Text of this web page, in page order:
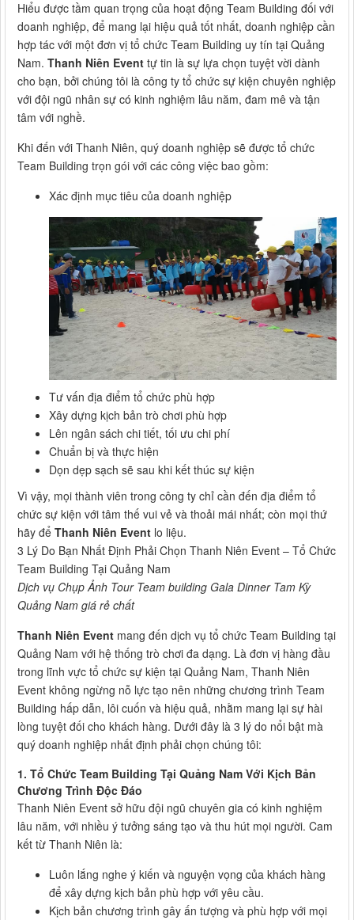
Hiểu được tầm quan trọng của hoạt động Team Building đối với
doanh nghiệp, để mang lại hiệu quả tốt nhất, doanh nghiệp cần
hợp tác với một đơn vị tổ chức Team Building uy tín tại Quảng
Nam. Thanh Niên Event tự tin là sự lựa chọn tuyệt vời dành
cho bạn, bởi chúng tôi là công ty tổ chức sự kiện chuyên nghiệp
với đội ngũ nhân sự có kinh nghiệm lâu năm, đam mê và tận
tâm với nghề.
Khi đến với Thanh Niên, quý doanh nghiệp sẽ được tổ chức
Team Building trọn gói với các công việc bao gồm:
Xác định mục tiêu của doanh nghiệp
Tư vấn địa điểm tổ chức phù hợp
Xây dựng kịch bản trò chơi phù hợp
Lên ngân sách chi tiết, tối ưu chi phí
Chuẩn bị và thực hiện
Dọn dẹp sạch sẽ sau khi kết thúc sự kiện
Vì vậy, mọi thành viên trong công ty chỉ cần đến địa điểm tổ
chức sự kiện với tâm thế vui vẻ và thoải mái nhất; còn mọi thứ
hãy để Thanh Niên Event lo liệu.
3 Lý Do Bạn Nhất Định Phải Chọn Thanh Niên Event – Tổ Chức
Team Building Tại Quảng Nam
Dịch vụ Chụp Ảnh Tour Team building Gala Dinner Tam Kỳ
Quảng Nam giá rẻ chất
Thanh Niên Event mang đến dịch vụ tổ chức Team Building tại
Quảng Nam với hệ thống trò chơi đa dạng. Là đơn vị hàng đầu
trong lĩnh vực tổ chức sự kiện tại Quảng Nam, Thanh Niên
Event không ngừng nỗ lực tạo nên những chương trình Team
Building hấp dẫn, lôi cuốn và hiệu quả, nhằm mang lại sự hài
lòng tuyệt đối cho khách hàng. Dưới đây là 3 lý do nổi bật mà
quý doanh nghiệp nhất định phải chọn chúng tôi:
1. Tổ Chức Team Building Tại Quảng Nam Với Kịch Bản
Chương Trình Độc Đáo
Thanh Niên Event sở hữu đội ngũ chuyên gia có kinh nghiệm
lâu năm, với nhiều ý tưởng sáng tạo và thu hút mọi người. Cam
kết từ Thanh Niên là:
Luôn lắng nghe ý kiến và nguyện vọng của khách hàng
để xây dựng kịch bản phù hợp với yêu cầu.
Kịch bản chương trình gây ấn tượng và phù hợp với mọi